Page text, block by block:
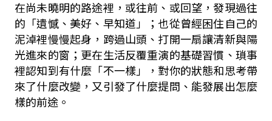
在尚未曉明的路途裡，或往前、或回望，發現過往
的「遺憾、美好、早知道」；也從曾經困住自己的
泥淖裡慢慢起身，跨過山頭、打開一扇讓清新與陽
光進來的窗；更在生活反覆重演的基礎習慣、瑣事
裡認知到有什麼「不一樣」，對你的狀態和思考帶
來了什麼改變，又引發了什麼提問、能發展出怎麼
樣的前途。